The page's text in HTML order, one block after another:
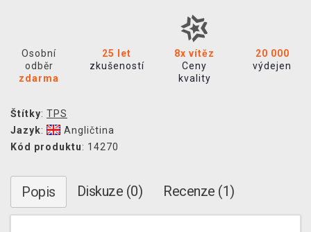
Osobní
odběr
zdarma
25 let
zkušeností
8x vítěz
Ceny
kvality
20 000
výdejen
Štítky: TPS
Jazyk:
Angličtina
Kód produktu: 14270
Popis Diskuze (0) Recenze (1)